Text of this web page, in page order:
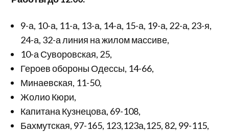
9-а, 10-а, 11-а, 13-а, 14-а, 15-а, 19-а, 22-а, 23-я,
24-а, 32-а линия на жилом массиве,
10-а Суворовская, 25,
Героев обороны Одессы, 14-66,
Минаевская, 11-50,
Жолио Кюри,
Капитана Кузнецова, 69-108,
Бахмутская, 97-165, 123,123а,125, 82, 99-115,